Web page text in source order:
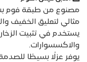
مصنوع من طبقة فوم
مثالي لتعليق الخفيف
والاكسسوارات.
يوفر عزلًا بسيطًا